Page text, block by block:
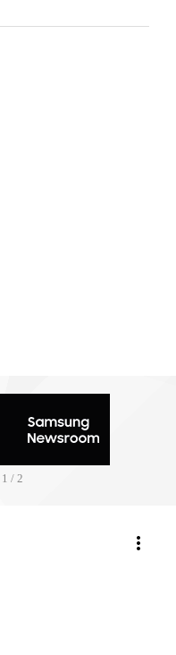
2 / 2
more_vert